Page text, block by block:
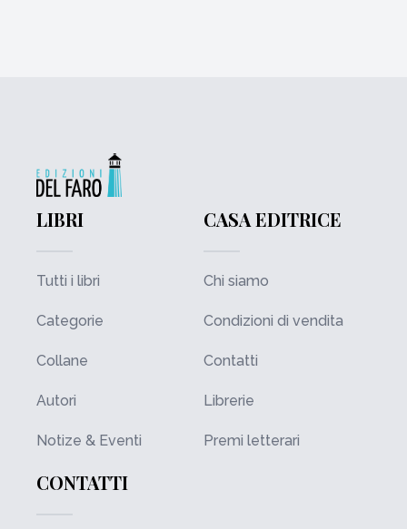
LIBRI
Tutti i libri
Categorie
Collane
Autori
Notize & Eventi
CASA EDITRICE
Chi siamo
Condizioni di vendita
Contatti
Librerie
Premi letterari
CONTATTI